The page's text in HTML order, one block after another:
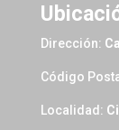
Dirección:
Código
Localidad: